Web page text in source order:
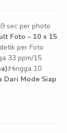
sec per photo
Foto – 10 x 15
per Foto
33 ppm/15
Hingga 10
Dari Mode Siap